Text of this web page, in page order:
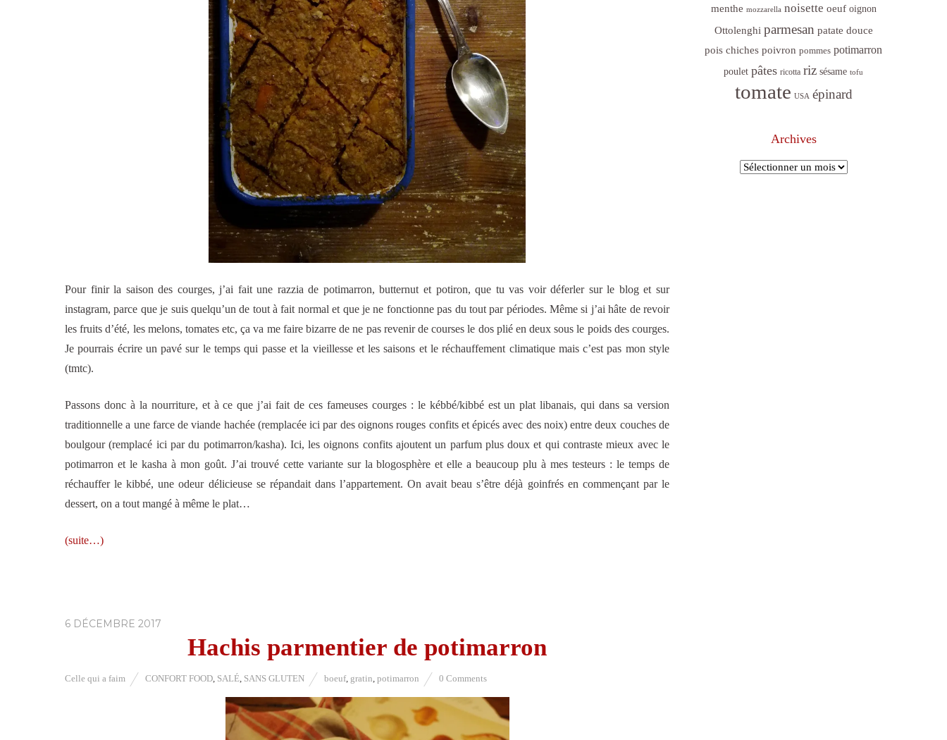
Pour finir la saison des courges, j’ai fait une razzia de potimarron, butternut et potiron, que tu vas voir déferler sur le blog et sur
instagram, parce que je suis quelqu’un de tout à fait normal et que je ne fonctionne pas du tout par périodes. Même si j’ai hâte de revoir
les fruits d’été, les melons, tomates etc, ça va me faire bizarre de ne pas revenir de courses le dos plié en deux sous le poids des courges.
Je pourrais écrire un pavé sur le temps qui passe et la vieillesse et les saisons et le réchauffement climatique mais c’est pas mon style
(tmtc).
Passons donc à la nourriture, et à ce que j’ai fait de ces fameuses courges : le kébbé/kibbé est un plat libanais, qui dans sa version
traditionnelle a une farce de viande hachée (remplacée ici par des oignons rouges confits et épicés avec des noix) entre deux couches de
boulgour (remplacé ici par du potimarron/kasha). Ici, les oignons confits ajoutent un parfum plus doux et qui contraste mieux avec le
potimarron et le kasha à mon goût. J’ai trouvé cette variante sur la blogosphère et elle a beaucoup plu à mes testeurs : le temps de
réchauffer le kibbé, une odeur délicieuse se répandait dans l’appartement. On avait beau s’être déjà goinfrés en commençant par le
dessert, on a tout mangé à même le plat…
(suite…)
6 DÉCEMBRE 2017
Hachis parmentier de potimarron
Celle qui a faim CONFORT FOOD, SALÉ, SANS GLUTEN boeuf, gratin, potimarron 0 Comments
menthe mozzarella noisette oeuf oignon
Ottolenghi parmesan patate douce
pois chiches poivron pommes potimarron
poulet pâtes ricotta riz sésame tofu
tomate USA épinard
Archives
Archives